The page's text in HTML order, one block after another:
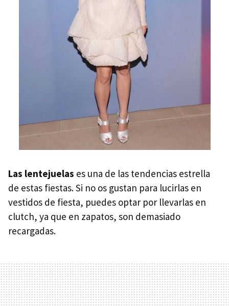
Las lentejuelas es una de las tendencias estrella
de estas fiestas. Si no os gustan para lucirlas en
vestidos de fiesta, puedes optar por llevarlas en
clutch, ya que en zapatos, son demasiado
recargadas.